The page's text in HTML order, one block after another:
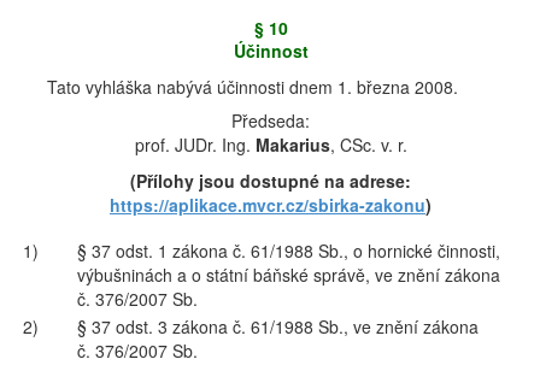
§ 10
Účinnost
Tato vyhláška nabývá účinnosti dnem 1. března 2008.
Předseda:
prof. JUDr. Ing. Makarius, CSc. v. r.
(Přílohy jsou dostupné na adrese:
https://aplikace.mvcr.cz/sbirka-zakonu)
1)
§ 37 odst. 1 zákona č. 61/1988 Sb., o hornické činnosti,
výbušninách a o státní báňské správě, ve znění zákona
č. 376/2007 Sb.
2)
§ 37 odst. 3 zákona č. 61/1988 Sb., ve znění zákona
č. 376/2007 Sb.